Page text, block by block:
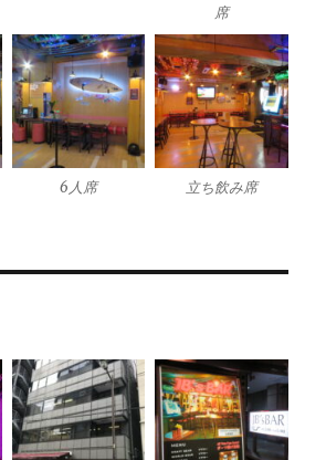
席
6人席 立ち飲み席